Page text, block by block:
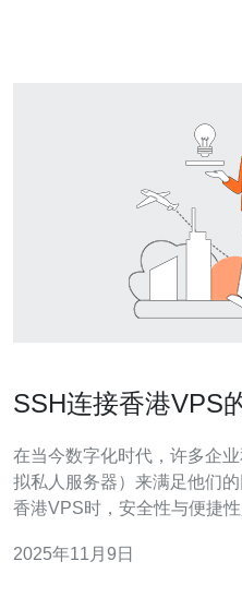
SSH连接香港VPS
在当今数字化时代，许多企
拟私人服务器）来满足他们
香港VPS时，安全性与便捷
安全建议，帮助您找到最佳
2025年11月9日